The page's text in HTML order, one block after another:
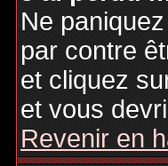
Ne
par contre
et cliquez
et vous
Revenir en